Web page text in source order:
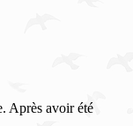
Après avoir été